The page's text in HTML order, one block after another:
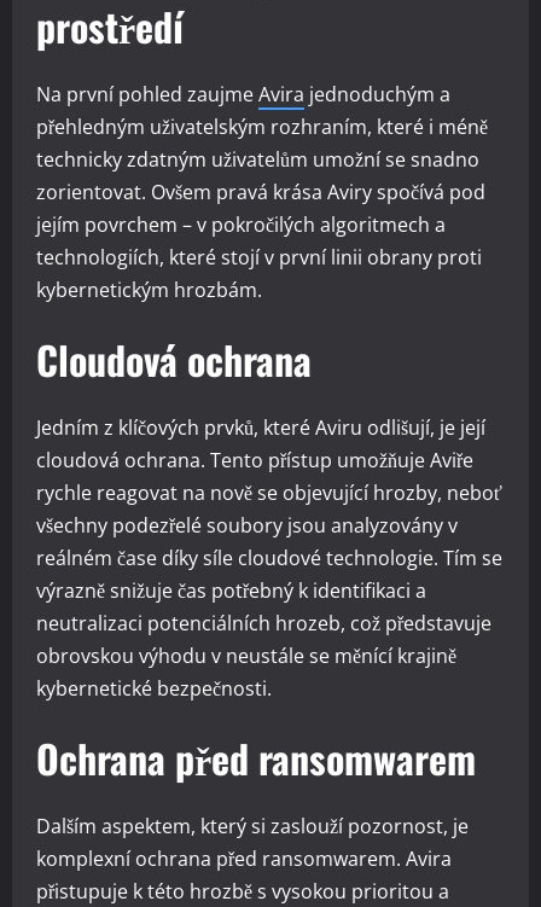
prostředí
Na první pohled zaujmeAvira jednoduchým a
přehledným uživatelským rozhraním, které i méně
technicky zdatným uživatelům umožní se snadno
zorientovat. Ovšem pravá krása Aviry spočívá pod
jejím povrchem – v pokročilých algoritmech a
technologiích, které stojí v první linii obrany proti
kybernetickým hrozbám.
Cloudová ochrana
Jedním z klíčových prvků, které Aviru odlišují, je její
cloudová ochrana. Tento přístup umožňuje Aviře
rychle reagovat na nově se objevující hrozby, neboť
všechny podezřelé soubory jsou analyzovány v
reálném čase díky síle cloudové technologie. Tím se
výrazně snižuje čas potřebný k identifikaci a
neutralizaci potenciálních hrozeb, což představuje
obrovskou výhodu v neustále se měnící krajině
kybernetické bezpečnosti.
Ochrana před ransomwarem
Dalším aspektem, který si zaslouží pozornost, je
komplexní ochrana před ransomwarem. Avira
přistupuje k této hrozbě s vysokou prioritou a